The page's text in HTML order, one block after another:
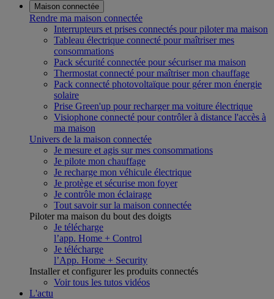
Maison connectée
Rendre ma maison connectée
Interrupteurs et prises connectés pour piloter ma maison
Tableau électrique connecté pour maîtriser mes
consommations
Pack sécurité connectée pour sécuriser ma maison
Thermostat connecté pour maîtriser mon chauffage
Pack connecté photovoltaïque pour gérer mon énergie
solaire
Prise Green'up pour recharger ma voiture électrique
Visiophone connecté pour contrôler à distance l'accès à
ma maison
Univers de la maison connectée
Je mesure et agis sur mes consommations
Je pilote mon chauffage
Je recharge mon véhicule électrique
Je protège et sécurise mon foyer
Je contrôle mon éclairage
Tout savoir sur la maison connectée
Piloter ma maison du bout des doigts
Je télécharge
l’app. Home + Control
Je télécharge
l’App. Home + Security
Installer et configurer les produits connectés
Voir tous les tutos vidéos
L'actu